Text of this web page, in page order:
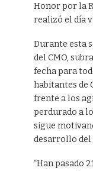
Honor por la
realizó el día
Durante esta
del CMO,
fecha para
habitantes de
frente a los
perdurado a
sigue
desarrollo
“Han pasado